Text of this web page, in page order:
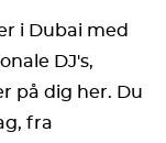
i Dubai med
DJ's,
på dig her. Du
fra